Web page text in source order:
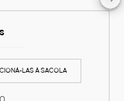
LAS À SACOLA